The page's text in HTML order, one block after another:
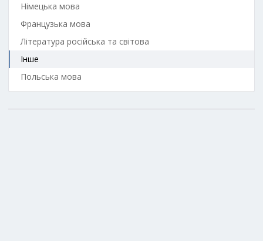
Німецька мова
Французька мова
Література російська та світова
Інше
Польська мова